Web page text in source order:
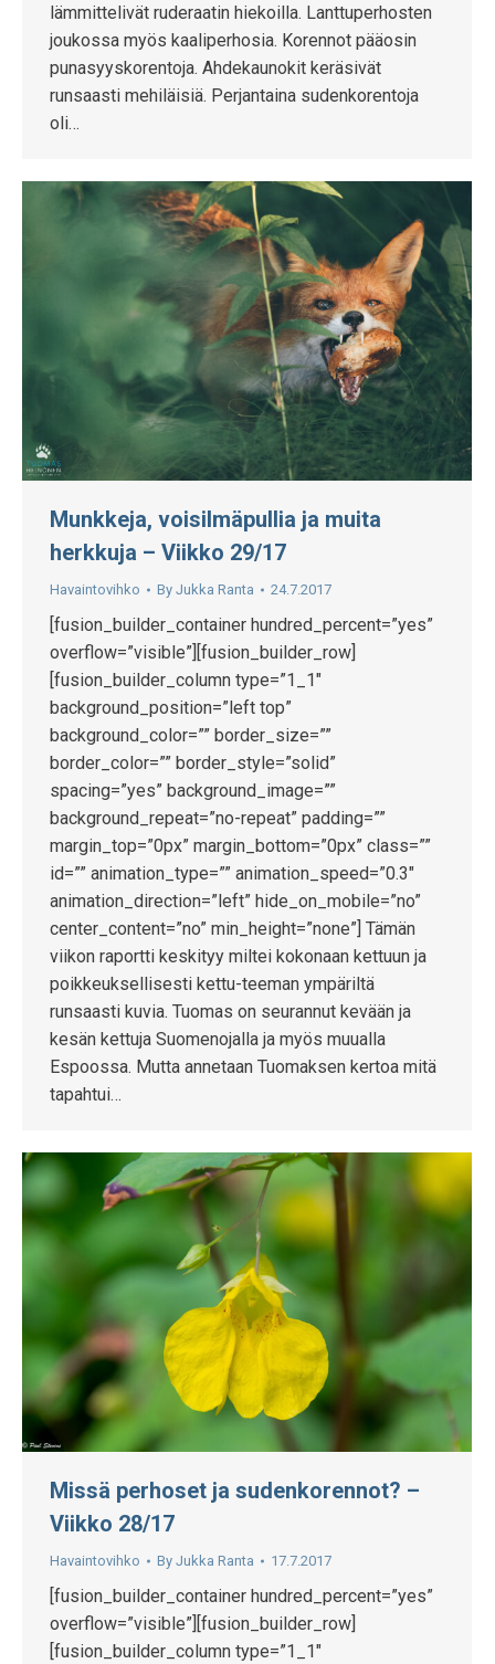
lämmittelivät ruderaatin hiekoilla. Lanttuperhosten
joukossa myös kaaliperhosia. Korennot pääosin
punasyyskorentoja. Ahdekaunokit keräsivät
runsaasti mehiläisiä. Perjantaina sudenkorentoja
oli…
Munkkeja, voisilmäpullia ja muita
herkkuja – Viikko 29/17
Havaintovihko By Jukka Ranta 24.7.2017
[fusion_builder_container hundred_percent=”yes”
overflow=”visible”][fusion_builder_row]
[fusion_builder_column type=”1_1″
background_position=”left top”
background_color=”” border_size=””
border_color=”” border_style=”solid”
spacing=”yes” background_image=””
background_repeat=”no-repeat” padding=””
margin_top=”0px” margin_bottom=”0px” class=””
id=”” animation_type=”” animation_speed=”0.3″
animation_direction=”left” hide_on_mobile=”no”
center_content=”no” min_height=”none”] Tämän
viikon raportti keskityy miltei kokonaan kettuun ja
poikkeuksellisesti kettu-teeman ympäriltä
runsaasti kuvia. Tuomas on seurannut kevään ja
kesän kettuja Suomenojalla ja myös muualla
Espoossa. Mutta annetaan Tuomaksen kertoa mitä
tapahtui…
Missä perhoset ja sudenkorennot? –
Viikko 28/17
Havaintovihko By Jukka Ranta 17.7.2017
[fusion_builder_container hundred_percent=”yes”
overflow=”visible”][fusion_builder_row]
[fusion_builder_column type=”1_1″